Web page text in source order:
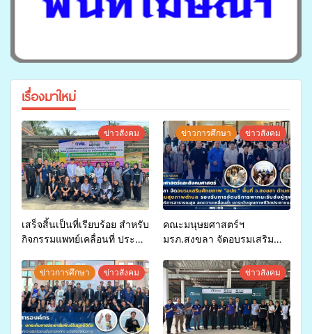
เรื่องมาใหม่
ข่าวสังคม
เสร็จสิ้นเป็นที่เรียบร้อย สำหรับ
กิจกรรมแพทย์เคลื่อนที่ ประจำ
สุขภาพแก่ประชาชนในพื้นที่
อำเภอจะนะ
ข่าวการศึกษา ข่าวสังคม
คณะมนุษยศาสตร์ฯ
มรภ.สงขลา จัดอบรมเสริม
จ่ายงบกองทุนสุขภาพตำบล
รองรับการจัดบริการพาหนะรับ
ส่งผู้ทุพพลภาพเพื่อเข้ารับ
บริการสาธารณสุข ลดความ
เหลื่อมล้ำ ยกระดับคุณภาพ
ข่าวการศึกษา ข่าวสังคม ข่าวสังคม